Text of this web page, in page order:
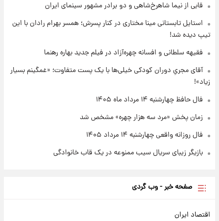
۱۷ ساعت پیش
واکنش تند تاکر کارلسون به حمله آمریکا به
مدرسه میناب؛ «باید سیلی محکمی به صورت
۱۷ ساعت پیش
۱۴۰۵/کاهش قیمت طلا و سکه
قابی از نیما شاهرخ‌شاهی و دو برادر مشهور سینمای ایران
استایل تابستانی مینا مختاری در کنار پسرش؛ همسر بهرام رادان با این
تیپ دیده شد!
فقیهه سلطانی و افسانه چهره‌آزاد در فیلم جدید بهاره رهنما
آقای مجریِ دوران کودکی خیلی‌ها با یک پست متفاوت؛ «غمگینم بسیار
زیاد»!
فال حافظ چهارشنبه ۱۴ مرداد ماه ۱۴۰۵
زمان پخش «مرد سه هزار چهره» مشخص شد
فال روزانه واقعی چهارشنبه ۱۴ مرداد ۱۴۰۵
بازیگر زیبای سریال سیب ممنوعه در یک قاب خانوادگی
صفحه خبر - وب گردی
اقتصاد ایران